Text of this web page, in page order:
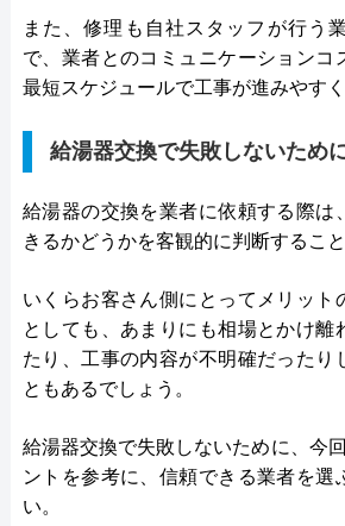
また、修理も自社スタッフが行う
で、業者とのコミュニケーションコ
最短スケジュールで工事が進みやすく
給湯器交換で失敗しないため
給湯器の交換を業者に依頼する際は
きるかどうかを客観的に判断するこ
いくらお客さん側にとってメリット
としても、あまりにも相場とかけ離
たり、工事の内容が不明確だったり
ともあるでしょう。
給湯器交換で失敗しないために、今
ントを参考に、信頼できる業者を選
い。